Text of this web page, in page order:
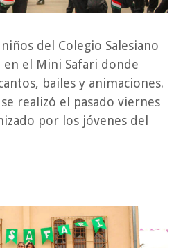
niños del Colegio Salesiano
en el Mini Safari donde
bailes y animaciones.
se realizó el pasado viernes
por los jóvenes del